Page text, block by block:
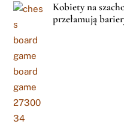
Kobiety na
przełamują